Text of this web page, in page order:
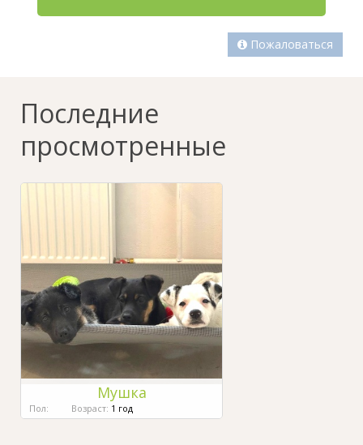
Пожаловаться
Последние
просмотренные
Мушка
Пол: Возраст: 1 год